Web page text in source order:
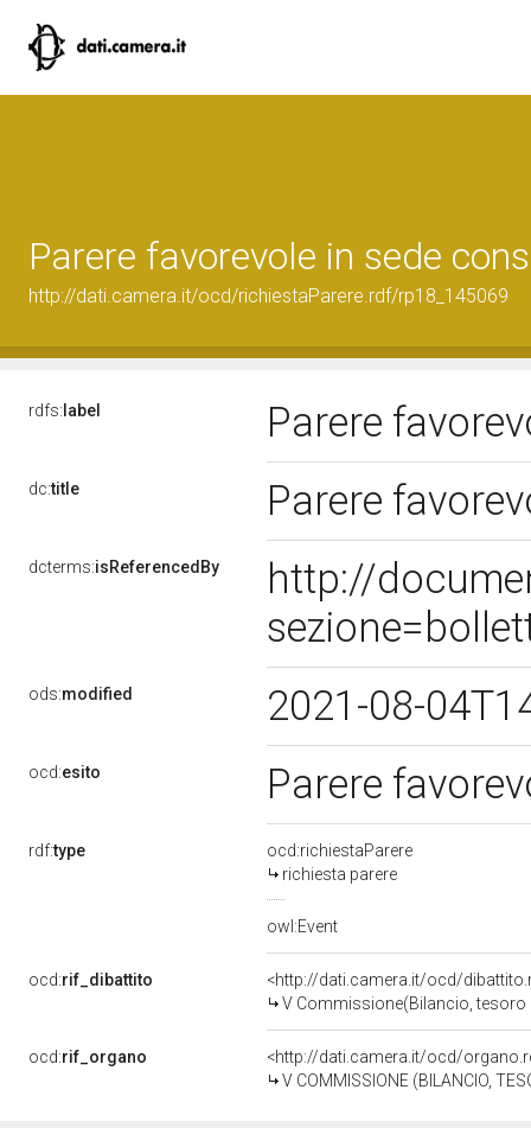
Parere favorevole in sede
http://dati.camera.it/ocd/richiestaParere.rdf/rp18_145069
rdfs: label Parere
dc:title Parere
dcterms:isReferencedBy
http://
ods:modified 2021-08-
ocd:esito Parere
rdf:type
ocd:richiestaParere
richiesta parere
owl:Event
ocd:rif_dibattito
<http://dati.camera.it/ocd/
V Commissione(Bilancio,
ocd:rif_organo
<http://dati.camera.it/ocd/
V COMMISSIONE (BILANCIO,